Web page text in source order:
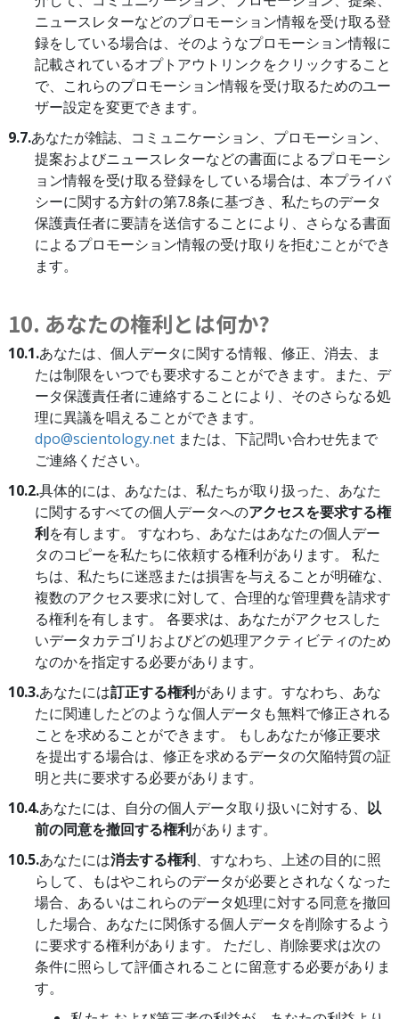
ニュースレターなどのプロモーション情報を受け取る登
録をしている場合は、そのようなプロモーション情報に
記載されているオプトアウトリンクをクリックすること
で、これらのプロモーション情報を受け取るためのユー
ザー設定を変更できます。
9.7.あなたが雑誌、コミュニケーション、プロモーション、
提案およびニュースレターなどの書面によるプロモーシ
ョン情報を受け取る登録をしている場合は、本プライバ
シーに関する方針の第7.8条に基づき、私たちのデータ
保護責任者に要請を送信することにより、さらなる書面
によるプロモーション情報の受け取りを拒むことができ
ます。
10. あなたの権利とは何か?
10.1.あなたは、個人データに関する情報、修正、消去、ま
たは制限をいつでも要求することができます。また、デ
ータ保護責任者に連絡することにより、そのさらなる処
理に異議を唱えることができます。
dpo@scientology.net または、下記問い合わせ先まで
ご連絡ください。
10.2.具体的には、あなたは、私たちが取り扱った、あなた
に関するすべての個人データへのアクセスを要求する権
利を有します。 すなわち、あなたはあなたの個人デー
タのコピーを私たちに依頼する権利があります。 私た
ちは、私たちに迷惑または損害を与えることが明確な、
複数のアクセス要求に対して、合理的な管理費を請求す
る権利を有します。 各要求は、あなたがアクセスした
いデータカテゴリおよびどの処理アクティビティのため
なのかを指定する必要があります。
10.3.あなたには訂正する権利があります。すなわち、あな
たに関連したどのような個人データも無料で修正される
ことを求めることができます。 もしあなたが修正要求
を提出する場合は、修正を求めるデータの欠陥特質の証
明と共に要求する必要があります。
10.4.あなたには、自分の個人データ取り扱いに対する、 以
前の同意を撤回する権利があります。
10.5.あなたには消去する権利、すなわち、上述の目的に照
らして、もはやこれらのデータが必要とされなくなった
場合、あるいはこれらのデータ処理に対する同意を撤回
した場合、あなたに関係する個人データを削除するよう
に要求する権利があります。 ただし、削除要求は次の
条件に照らして評価されることに留意する必要がありま
す。